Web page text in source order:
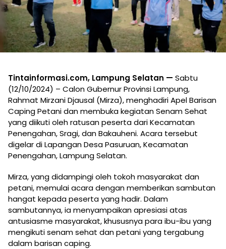
Tintainformasi.com, Lampung Selatan — Sabtu
(12/10/2024) – Calon Gubernur Provinsi Lampung,
Rahmat Mirzani Djausal (Mirza), menghadiri Apel Barisan
Caping Petani dan membuka kegiatan Senam Sehat
yang diikuti oleh ratusan peserta dari Kecamatan
Penengahan, Sragi, dan Bakauheni. Acara tersebut
digelar di Lapangan Desa Pasuruan, Kecamatan
Penengahan, Lampung Selatan.
Mirza, yang didampingi oleh tokoh masyarakat dan
petani, memulai acara dengan memberikan sambutan
hangat kepada peserta yang hadir. Dalam
sambutannya, ia menyampaikan apresiasi atas
antusiasme masyarakat, khususnya para ibu-ibu yang
mengikuti senam sehat dan petani yang tergabung
dalam barisan caping.